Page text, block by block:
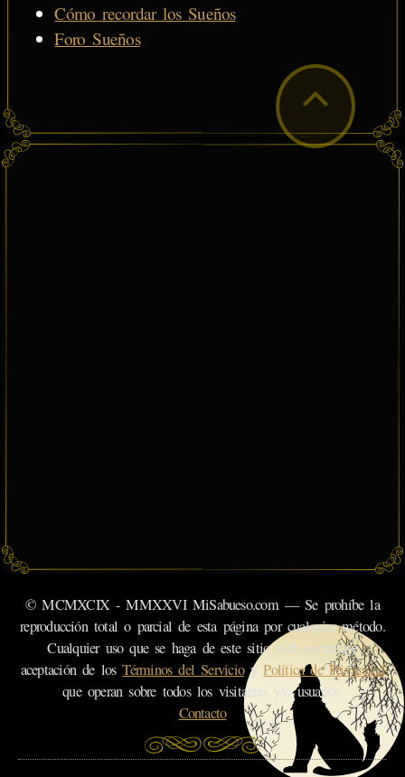
Cómo recordar los Sueños
Foro Sueños
© MCMXCIX - MMXXVI MiSabueso.com — Se prohíbe la
reproducción total o parcial de esta página por cualquier método.
Cualquier uso que se haga de este sitio web constituye
aceptación de losTérminos del ServicioyPolítica de Privacidad
que operan sobre todos los visitantes y/o usuarios.
Contacto